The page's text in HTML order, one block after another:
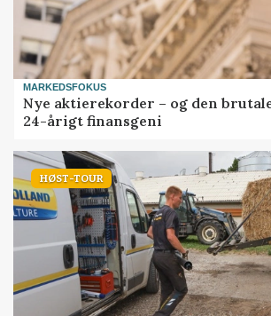
MARKEDSFOKUS
Nye aktierekorder – og den
24-årigt finansgeni
HØST-TOUR